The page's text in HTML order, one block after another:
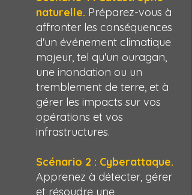
naturelle. Préparez-vous à
affronter les conséquences
d'un événement climatique
majeur, tel qu'un ouragan,
une inondation ou un
tremblement de terre, et à
gérer les impacts sur vos
opérations et vos
infrastructures.
Scénario 2 : Cyberattaque.
Apprenez à détecter, gérer
et résoudre une